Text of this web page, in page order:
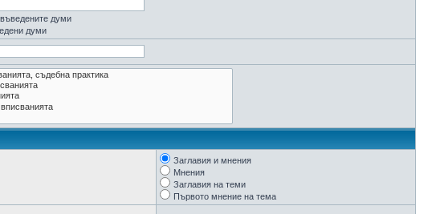
думи
думи
Заглавия и мнения
Мнения
Заглавия на теми
Първото мнение на тема